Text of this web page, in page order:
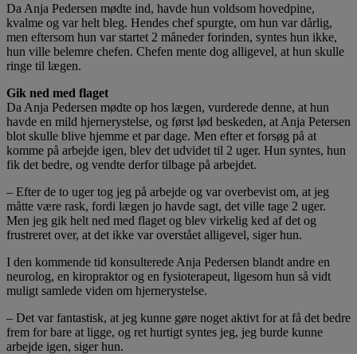
Da Anja Pedersen mødte ind, havde hun voldsom hovedpine,
kvalme og var helt bleg. Hendes chef spurgte, om hun var dårlig,
men eftersom hun var startet 2 måneder forinden, syntes hun ikke,
hun ville belemre chefen. Chefen mente dog alligevel, at hun skulle
ringe til lægen.
Gik ned med flaget
Da Anja Pedersen mødte op hos lægen, vurderede denne, at hun
havde en mild hjernerystelse, og først lød beskeden, at Anja Petersen
blot skulle blive hjemme et par dage. Men efter et forsøg på at
komme på arbejde igen, blev det udvidet til 2 uger. Hun syntes, hun
fik det bedre, og vendte derfor tilbage på arbejdet.
– Efter de to uger tog jeg på arbejde og var overbevist om, at jeg
måtte være rask, fordi lægen jo havde sagt, det ville tage 2 uger.
Men jeg gik helt ned med flaget og blev virkelig ked af det og
frustreret over, at det ikke var overstået alligevel, siger hun.
I den kommende tid konsulterede Anja Pedersen blandt andre en
neurolog, en kiropraktor og en fysioterapeut, ligesom hun så vidt
muligt samlede viden om hjernerystelse.
– Det var fantastisk, at jeg kunne gøre noget aktivt for at få det bedre
frem for bare at ligge, og ret hurtigt syntes jeg, jeg burde kunne
arbejde igen, siger hun.